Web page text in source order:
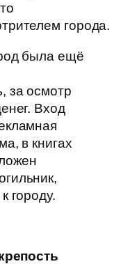
города.
была ещё
за осмотр
Вход
в книгах
городу.